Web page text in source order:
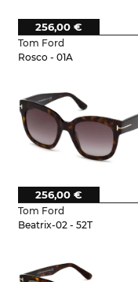
Tom Ford
Rosco - 01A
256,00 €
Tom Ford
Beatrix-02 - 52T
256,00 €